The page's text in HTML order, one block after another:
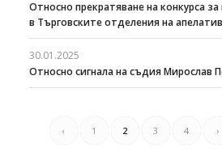
Относно прекратяване на конкурса
в Търговските отделения на
30.01.2025
Относно сигнала на съдия Мирослав
‹ 1 2 3 4 ›